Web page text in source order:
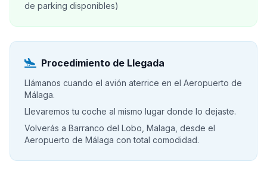
de parking disponibles)
Procedimiento de Llegada
Llámanos cuando el avión aterrice en el Aeropuerto de
Málaga.
Llevaremos tu coche al mismo lugar donde lo dejaste.
Volverás a Barranco del Lobo, Malaga, desde el
Aeropuerto de Málaga con total comodidad.